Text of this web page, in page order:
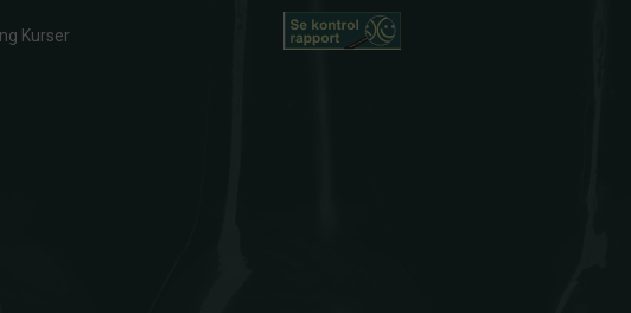
Kurser